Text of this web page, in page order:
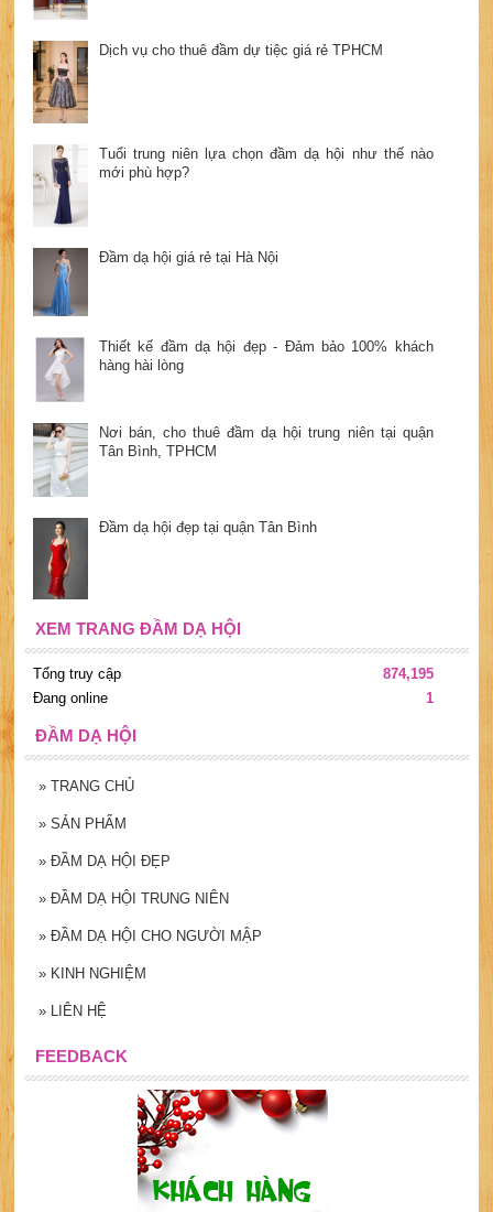
Dịch vụ cho thuê đầm dự tiệc giá rẻ TPHCM
Tuổi trung niên lựa chọn đầm dạ hội như thế nào
mới phù hợp?
Đầm dạ hội giá rẻ tại Hà Nội
Thiết kế đầm dạ hội đẹp - Đảm bảo 100% khách
hàng hài lòng
Nơi bán, cho thuê đầm dạ hội trung niên tại quận
Tân Bình, TPHCM
Đầm dạ hội đẹp tại quận Tân Bình
XEM TRANG ĐẦM DẠ HỘI
Tổng truy cập
874,195
Đang online
1
ĐẦM DẠ HỘI
» TRANG CHỦ
» SẢN PHẨM
» ĐẦM DẠ HỘI ĐẸP
» ĐẦM DẠ HỘI TRUNG NIÊN
» ĐẦM DẠ HỘI CHO NGƯỜI MẬP
» KINH NGHIỆM
» LIÊN HỆ
FEEDBACK